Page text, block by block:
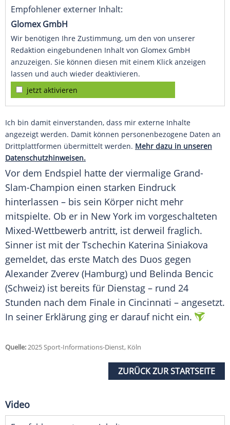
Empfohlener externer Inhalt:
Glomex GmbH
Wir benötigen Ihre Zustimmung, um den von unserer
Redaktion eingebundenen Inhalt von Glomex GmbH
anzuzeigen. Sie können diesen mit einem Klick anzeigen
lassen und auch wieder deaktivieren.
jetzt aktivieren
Ich bin damit einverstanden, dass mir externe Inhalte
angezeigt werden. Damit können personenbezogene Daten an
Drittplattformen übermittelt werden. Mehr dazu in unseren
Datenschutzhinweisen.
Vor dem Endspiel hatte der viermalige Grand-
Slam-Champion einen starken Eindruck
hinterlassen – bis sein Körper nicht mehr
mitspielte. Ob er in New York im vorgeschalteten
Mixed-Wettbewerb antritt, ist derweil fraglich.
Sinner ist mit der Tschechin Katerina Siniakova
gemeldet, das erste Match des Duos gegen
Alexander Zverev (Hamburg) und Belinda Bencic
(Schweiz) ist bereits für Dienstag – rund 24
Stunden nach dem Finale in Cincinnati – angesetzt.
In seiner Erklärung ging er darauf nicht ein.
Quelle:2025 Sport-Informations-Dienst, Köln
ZURÜCK ZUR STARTSEITE
Video